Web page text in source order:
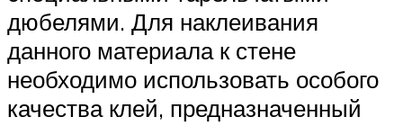
дюбелями. Для наклеивания
данного материала к стене
необходимо использовать особого
качества клей, предназначенный